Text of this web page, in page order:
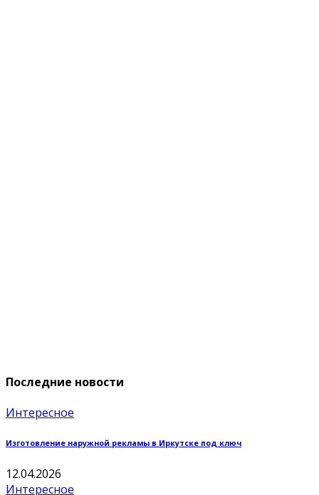
Последние новости
Интересное
Изготовление наружной рекламы в Иркутске под ключ
12.04.2026
Интересное